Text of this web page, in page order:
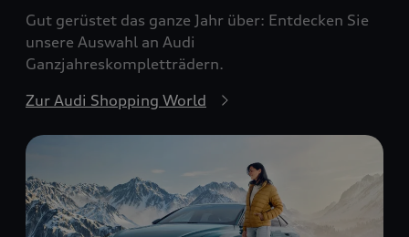
Gut gerüstet das ganze Jahr über: Entdecken Sie
unsere Auswahl an Audi
Ganzjahreskompletträdern.
Zur Audi Shopping World